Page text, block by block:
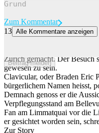
Beitrag melden
Zum Kommentar
13 Alle Kommentare anzeigen
Zürich gemacht. Der Besuch
gewesen zu sein.
Clavicular, oder Braden Eric
bürgerlichem Namen heisst,
Demnach genoss er die
Verpflegungsstand am
Fan am Limmatquai vor die
er gesichtet worden sein,
Zur Story